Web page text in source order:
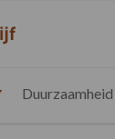
Duurzaamheid